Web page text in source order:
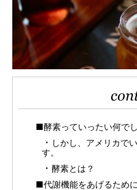
■酵素っていったい何で
しかし、アメリカで
す。
酵素とは？
■代謝機能をあげるため